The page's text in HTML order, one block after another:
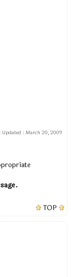
Updated : March 20, 2009
TOP